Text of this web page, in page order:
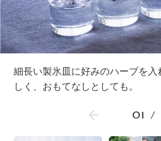
細長い製氷皿に好みのハーブを
しく、おもてなしとしても。
01 /